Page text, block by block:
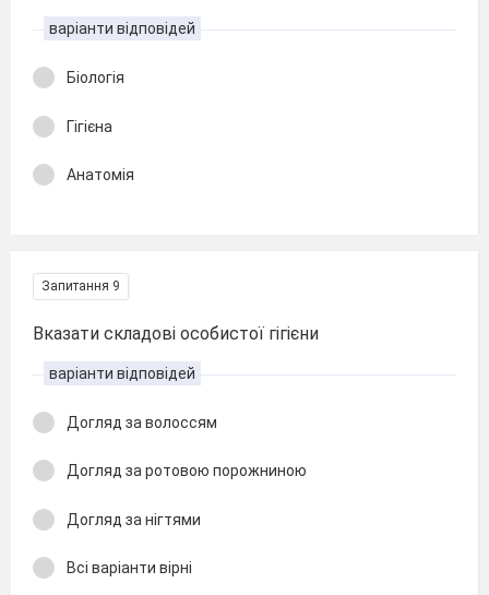
варіанти відповідей
Біологія
Гігієна
Анатомія
Запитання 9
Вказати складові особистої гігієни
варіанти відповідей
Догляд за волоссям
Догляд за ротовою порожниною
Догляд за нігтями
Всі варіанти вірні